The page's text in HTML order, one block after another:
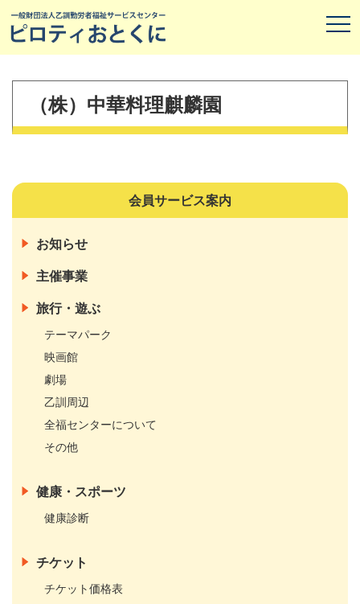
（株）中華料理麒麟園
会員サービス案内
お知らせ
主催事業
旅行・遊ぶ
テーマパーク
映画館
劇場
乙訓周辺
全福センターについて
その他
健康・スポーツ
健康診断
チケット
チケット価格表